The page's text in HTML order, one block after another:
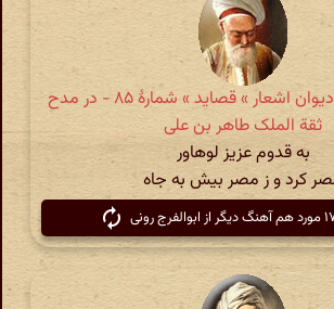
ابوالفرج رونی » دیوان اشعار » قصاید » شمارهٔ ۸۵ - در مدح
ثقة الملک طاهر بن علی
به قدوم عزیز لوهاور
کرد و ز مصر بیش به جاه